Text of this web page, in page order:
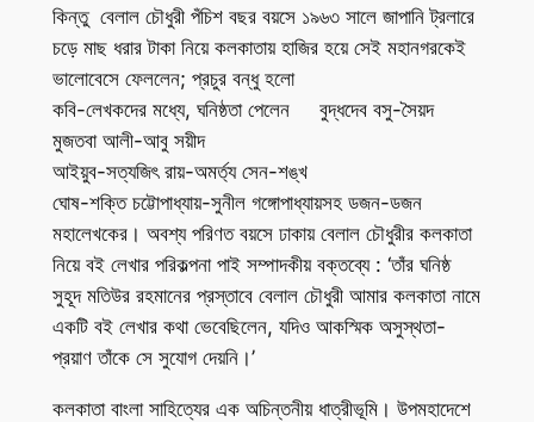
কিন্তু বেলাল চৌধুরী পঁচিশ বছর বয়সে ১৯৬৩ সালে জাপানি ট্রলারে
চড়ে মাছ ধরার টাকা নিয়ে কলকাতায় হাজির হয়ে সেই মহানগরকেই
ভালোবেসে ফেললেন; প্রচুর বন্ধু হলো
কবি-লেখকদের মধ্যে, ঘনিষ্ঠতা পেলেন বুদ্ধদেব বসু-সৈয়দ
মুজতবা আলী-আবু সয়ীদ
আইয়ুব-সত্যজিৎ রায়-অমর্ত্য সেন-শঙ্খ
ঘোষ-শক্তি চট্টোপাধ্যায়-সুনীল গঙ্গোপাধ্যায়সহ ডজন-ডজন
মহালেখকের। অবশ্য পরিণত বয়সে ঢাকায় বেলাল চৌধুরীর কলকাতা
নিয়ে বই লেখার পরিকল্পনা পাই সম্পাদকীয় বক্তব্যে : ‘তাঁর ঘনিষ্ঠ
সুহূদ মতিউর রহমানের প্রস্তাবে বেলাল চৌধুরী আমার কলকাতা নামে
একটি বই লেখার কথা ভেবেছিলেন, যদিও আকস্মিক অসুস্থতা-
প্রয়াণ তাঁকে সে সুযোগ দেয়নি।’
কলকাতা বাংলা সাহিত্যের এক অচিন্তনীয় ধাত্রীভূমি। উপমহাদেশে